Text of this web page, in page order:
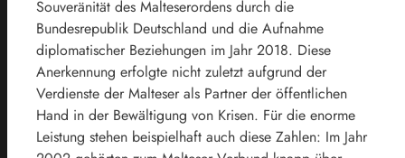
Souveränität des Malteserordens durch die
Bundesrepublik Deutschland und die Aufnahme
diplomatischer Beziehungen im Jahr 2018. Diese
Anerkennung erfolgte nicht zuletzt aufgrund der
Verdienste der Malteser als Partner der öffentlichen
Hand in der Bewältigung von Krisen. Für die enorme
Leistung stehen beispielhaft auch diese Zahlen: Im Jahr